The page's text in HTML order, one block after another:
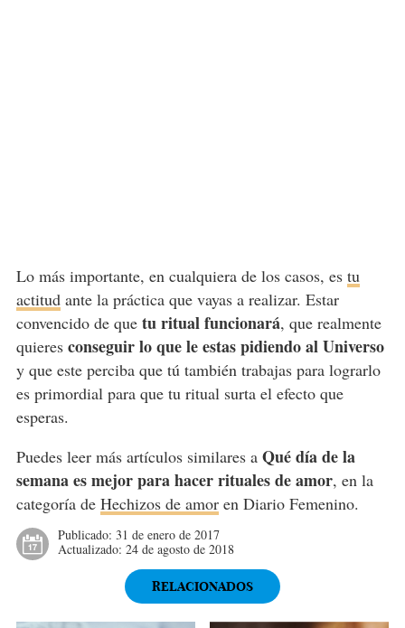
Lo más importante, en cualquiera de los casos, es tu
actitudante la práctica que vayas a realizar. Estar
convencido de que tu ritual funcionará, que realmente
quieres conseguir lo que le estas pidiendo al Universo
y que este perciba que tú también trabajas para lograrlo
es primordial para que tu ritual surta el efecto que
esperas.
Puedes leer más artículos similares a Qué día de la
semana es mejor para hacer rituales de amor, en la
categoría de Hechizos de amoren Diario Femenino.
Publicado: 31 de enero de 2017
Actualizado: 24 de agosto de 2018
RELACIONADOS